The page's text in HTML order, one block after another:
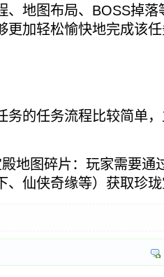
、地图布局、BOSS掉落
更加轻松愉快地完成该
的任务流程比较简单，
图碎片：玩家需要通
、仙侠奇缘等）获取珍